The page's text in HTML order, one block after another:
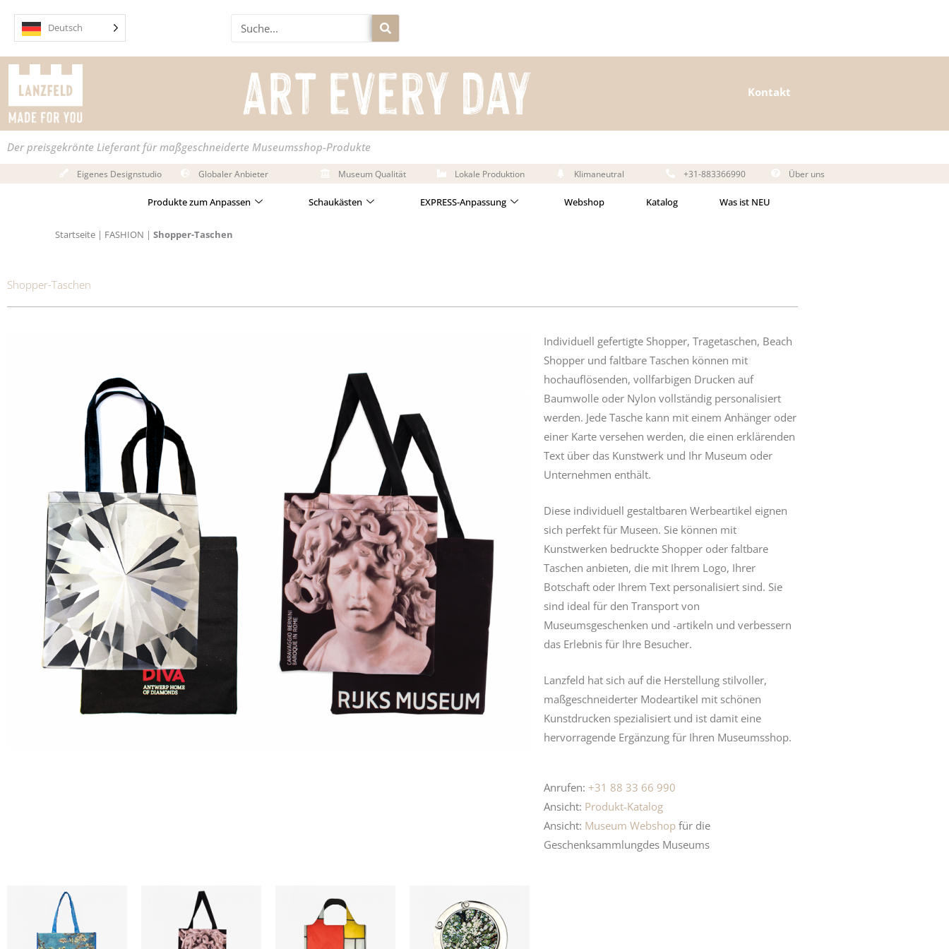
Inhalt
Deutsch Suche
Kontakt
Der preisgekrönte Lieferant für maßgeschneiderte Museumsshop-Produkte
Eigenes Designstudio Globaler Anbieter Museum Qualität Lokale Produktion Klimaneutral +31-883366990 Über uns
Produkte zum Anpassen Schaukästen EXPRESS-Anpassung Webshop Katalog Was ist NEU
Startseite | FASHION | Shopper-Taschen
Shopper-Taschen
Individuell gefertigte Shopper, Tragetaschen, Beach
Shopper und faltbare Taschen können mit
hochauflösenden, vollfarbigen Drucken auf
Baumwolle oder Nylon vollständig personalisiert
werden. Jede Tasche kann mit einem Anhänger oder
einer Karte versehen werden, die einen erklärenden
Text über das Kunstwerk und Ihr Museum oder
Unternehmen enthält.
Diese individuell gestaltbaren Werbeartikel eignen
sich perfekt für Museen. Sie können mit
Kunstwerken bedruckte Shopper oder faltbare
Taschen anbieten, die mit Ihrem Logo, Ihrer
Botschaft oder Ihrem Text personalisiert sind. Sie
sind ideal für den Transport von
Museumsgeschenken und -artikeln und verbessern
das Erlebnis für Ihre Besucher.
Lanzfeld hat sich auf die Herstellung stilvoller,
maßgeschneiderter Modeartikel mit schönen
Kunstdrucken spezialisiert und ist damit eine
hervorragende Ergänzung für Ihren Museumsshop.
Anrufen: +31 88 33 66 990
Ansicht: Produkt-Katalog
Ansicht: Museum Webshop für die
Geschenksammlungdes Museums